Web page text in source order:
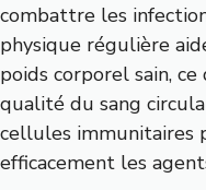
combattre les
physique régulière
poids corporel sain,
qualité du sang
cellules immunitaires
efficacement les